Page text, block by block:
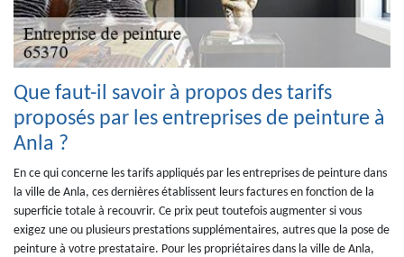
Que faut-il savoir à propos des tarifs
proposés par les entreprises de peinture à
Anla ?
En ce qui concerne les tarifs appliqués par les entreprises de peinture dans
la ville de Anla, ces dernières établissent leurs factures en fonction de la
superficie totale à recouvrir. Ce prix peut toutefois augmenter si vous
exigez une ou plusieurs prestations supplémentaires, autres que la pose de
peinture à votre prestataire. Pour les propriétaires dans la ville de Anla,